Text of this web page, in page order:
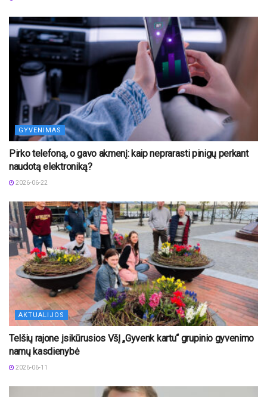
GYVENIMAS
Pirko telefoną, o gavo akmenį: kaip neprarasti pinigų perkant
naudotą elektroniką?
2026-06-22
AKTUALIJOS
Telšių rajone įsikūrusios VšĮ „Gyvenk kartu“ grupinio gyvenimo
namų kasdienybė
2026-06-11